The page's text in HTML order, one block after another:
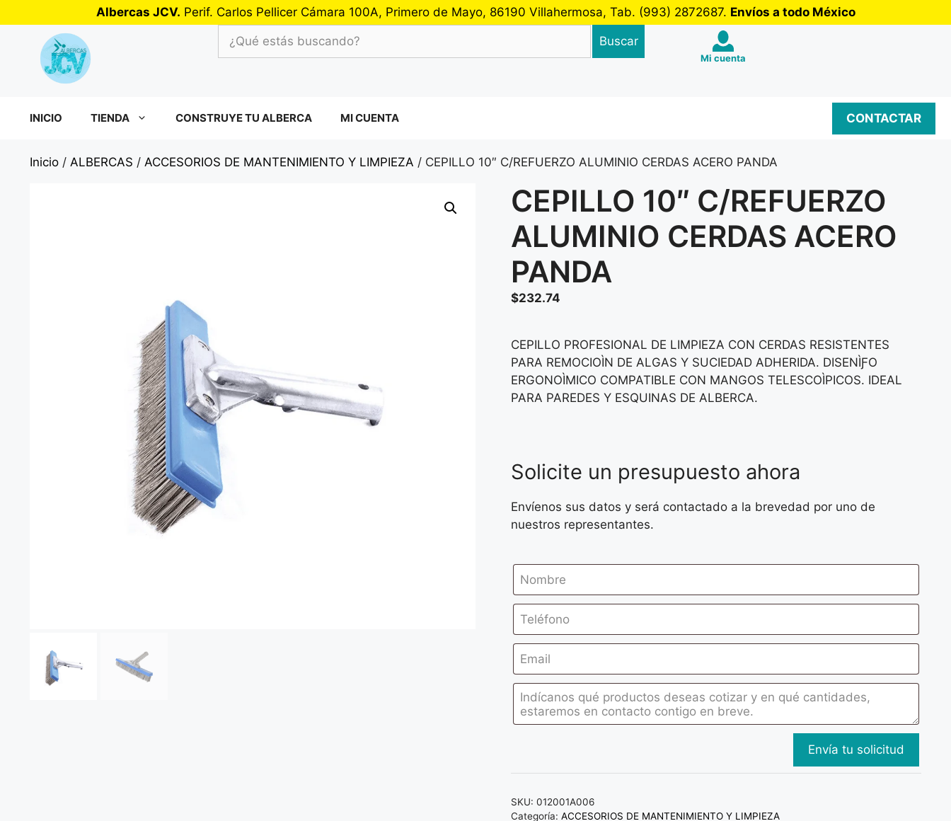
al
contenido
Albercas JCV. Perif. Carlos Pellicer Cámara 100A, Primero de Mayo, 86190 Villahermosa, Tab. (993) 2872687. Envíos a todo México
¿Qué
estás
Buscar
Mi cuenta
INICIO TIENDA CONSTRUYE TU ALBERCA MI CUENTA CONTACTAR
Inicio / ALBERCAS / ACCESORIOS DE MANTENIMIENTO Y LIMPIEZA / CEPILLO 10″ C/REFUERZO ALUMINIO CERDAS ACERO PANDA
CEPILLO 10″ C/REFUERZO
ALUMINIO CERDAS ACERO
PANDA
$232.74
CEPILLO PROFESIONAL DE LIMPIEZA CON CERDAS RESISTENTES
PARA REMOCIOÌN DE ALGAS Y SUCIEDAD ADHERIDA. DISENÌƑO
ERGONOÌMICO COMPATIBLE CON MANGOS TELESCOÌPICOS. IDEAL
PARA PAREDES Y ESQUINAS DE ALBERCA.
Solicite un presupuesto ahora
Envíenos sus datos y será contactado a la brevedad por uno de
nuestros representantes.
SKU:012001A006
Categoría:ACCESORIOS DE MANTENIMIENTO Y LIMPIEZA